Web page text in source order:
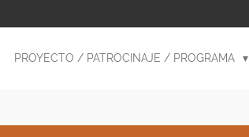
PROYECTO / PATROCINAJE / PROGRAMA